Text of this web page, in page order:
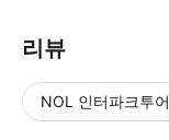
리뷰
NOL 인터파크투어